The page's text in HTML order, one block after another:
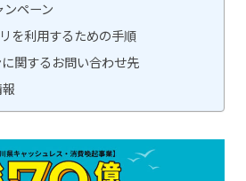
ペーン
を利用するための手順
関するお問い合わせ先